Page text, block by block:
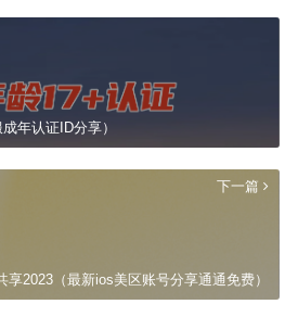
年认证ID分享）
下一篇
享2023（最新ios美区账号分享通通免费）